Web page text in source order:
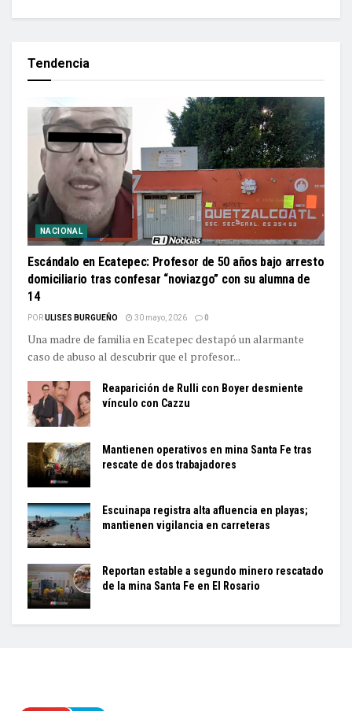
Tendencia
NACIONAL
Escándalo en Ecatepec: Profesor de 50 años bajo arresto
domiciliario tras confesar “noviazgo” con su alumna de
14
PORULISES BURGUEÑO 30 mayo, 2026 0
Una madre de familia en Ecatepec destapó un alarmante
caso de abuso al descubrir que el profesor...
Reaparición de Rulli con Boyer desmiente
vínculo con Cazzu
Mantienen operativos en mina Santa Fe tras
rescate de dos trabajadores
Escuinapa registra alta afluencia en playas;
mantienen vigilancia en carreteras
Reportan estable a segundo minero rescatado
de la mina Santa Fe en El Rosario